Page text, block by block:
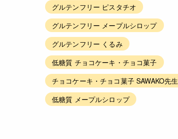
グルテンフリー ピスタチオ
グルテンフリー メープルシロップ
グルテンフリー くるみ
低糖質 チョコケーキ・チョコ菓子
チョコケーキ・チョコ菓子 SAWAKO先生
低糖質 メープルシロップ